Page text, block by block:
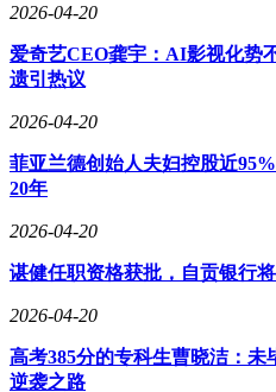
2026-04-20
爱奇艺CEO龚宇：AI影视化势
遗引热议
2026-04-20
菲亚兰德创始人夫妇控股近
20年
2026-04-20
谌健任职资格获批，自贡银行
2026-04-20
高考385分的专科生曹晓洁：
逆袭之路